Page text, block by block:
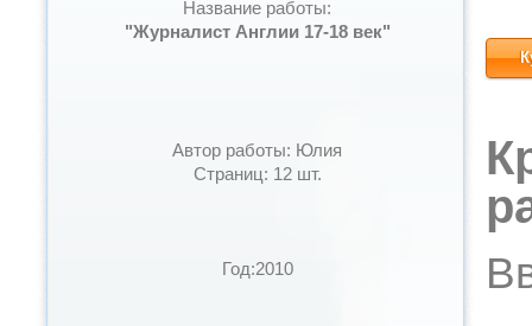
Название работы:
"Журналист Англии 17-18 век"
Автор работы: Юлия
Страниц: 12 шт.
Год:2010